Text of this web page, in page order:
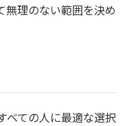
無理のない範囲を決め
べての人に最適な選択